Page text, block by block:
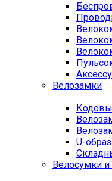
Велозамки
U-
Велосумки